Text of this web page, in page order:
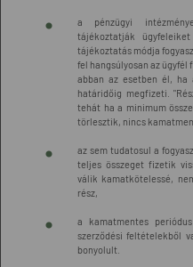
a pénzügyi
tájékoztatják
tájékoztatás módja
fel hangsúlyosan az
abban az esetben él, ha
határidőig megfizeti.
tehát ha a minimum
törlesztik, nincs
az sem tudatosul a
teljes összeget fizetik
válik kamatkötelessé,
rész,
a kamatmentes
szerződési feltételekből
bonyolult.